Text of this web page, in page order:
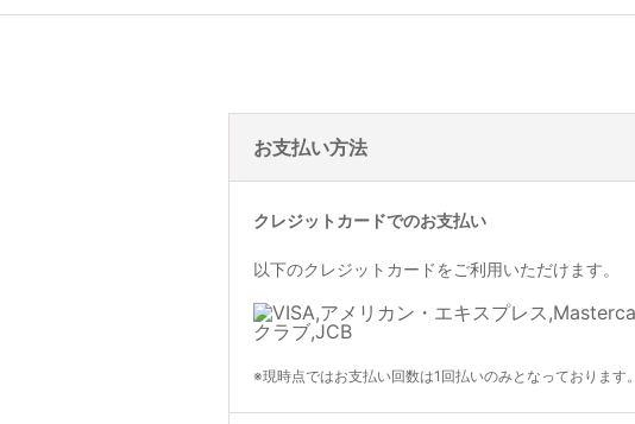
お支払い方法
クレジットカードでのお支払い
以下のクレジットカードをご利用いただけます。
※現時点ではお支払い回数は1回払いのみとなっております。